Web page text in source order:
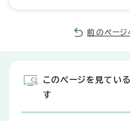
前のページ
このページを見てい
す